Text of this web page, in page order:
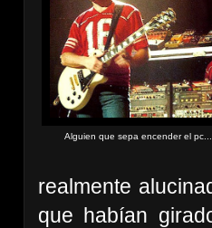
Alguien que sepa encender el
realmente
que habían